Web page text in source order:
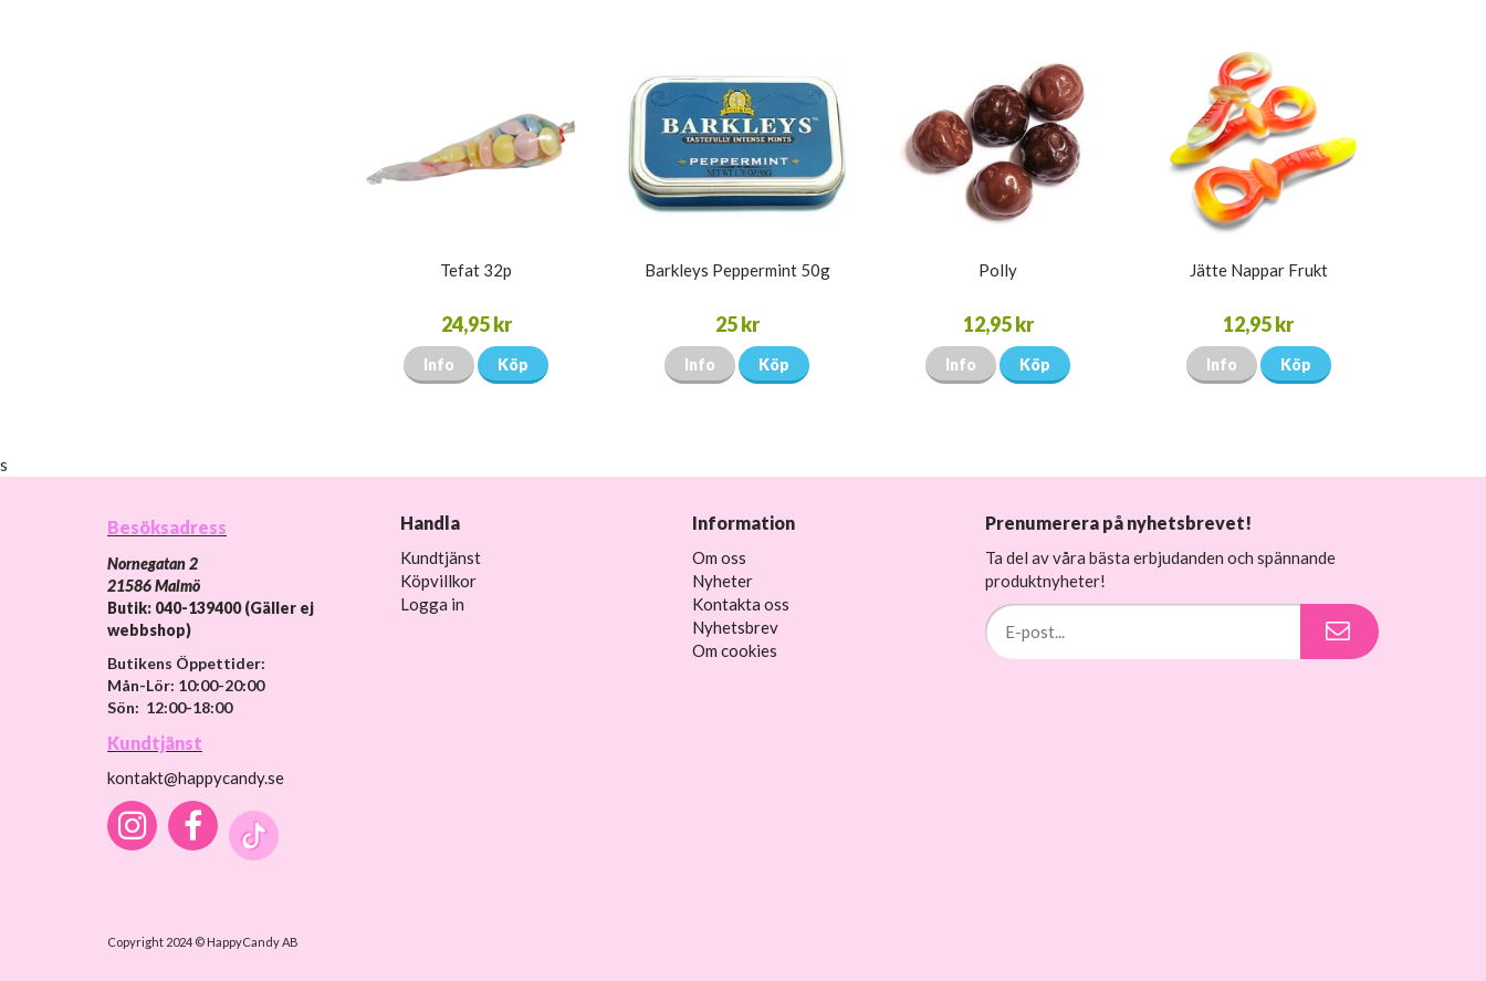
Tefat 32p
24,95 kr
Info Köp
Barkleys Peppermint 50g
25 kr
Info Köp
Polly
12,95 kr
Info Köp
Jätte Nappar Frukt
12,95 kr
Info Köp
s
Besöksadress
Nornegatan 2
21586 Malmö
Butik: 040-139400 (Gäller ej
webbshop)
Butikens Öppettider:
Mån-Lör: 10:00-20:00
Sön: 12:00-18:00
Kundtjänst
kontakt@happycandy.se
Copyright 2024 © HappyCandy AB
Handla
Kundtjänst
Köpvillkor
Logga in
Information
Om oss
Nyheter
Kontakta oss
Nyhetsbrev
Om cookies
Prenumerera på nyhetsbrevet!
Ta del av våra bästa erbjudanden och spännande
produktnyheter!